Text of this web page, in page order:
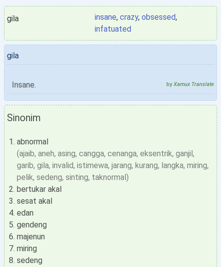
gila insane, crazy, obsessed,
infatuated
gila
Insane. by Xamux Translate
Sinonim
abnormal
(ajaib, aneh, asing, cangga, cenanga, eksentrik, ganjil,
garib, gila, invalid, istimewa, jarang, kurang, langka, miring,
pelik, sedeng, sinting, taknormal)
bertukar akal
sesat akal
edan
gendeng
majenun
miring
sedeng